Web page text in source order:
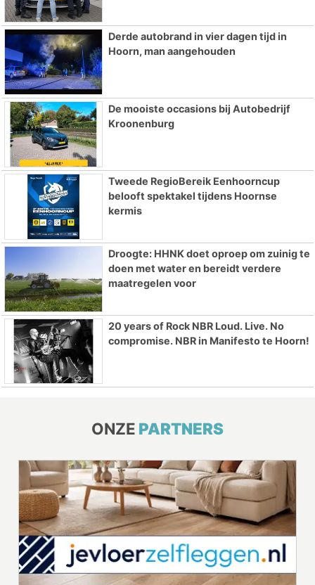
Derde autobrand in vier dagen tijd in
Hoorn, man aangehouden
De mooiste occasions bij Autobedrijf
Kroonenburg
Tweede RegioBereik Eenhoorncup
belooft spektakel tijdens Hoornse
kermis
Droogte: HHNK doet oproep om zuinig te
doen met water en bereidt verdere
maatregelen voor
20 years of Rock NBR Loud. Live. No
compromise. NBR in Manifesto te Hoorn!
ONZE PARTNERS